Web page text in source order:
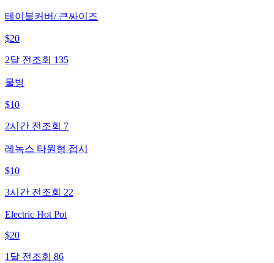
테이블커버/ 큰싸이즈
$20
2달 전 조회 135
물병
$10
2시간 전 조회 7
레녹스 타원형 접시
$10
3시간 전 조회 22
Electric Hot Pot
$20
1달 전 조회 86